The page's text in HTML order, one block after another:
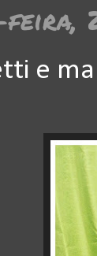
feira,
e